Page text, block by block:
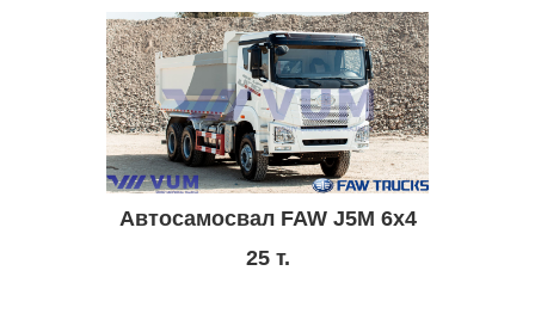
Автосамосвал FAW J5M 6х4
25 т.